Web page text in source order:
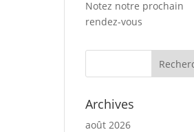
Notez notre prochain
rendez-vous
Archives
août 2026